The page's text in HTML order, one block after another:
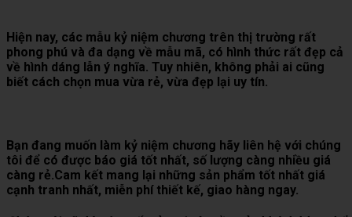
Hiện nay, các mẫu kỷ niệm chương trên thị trường rất
phong phú và đa dạng về mẫu mã, có hình thức rất đẹp cả
về hình dáng lẫn ý nghĩa. Tuy nhiên, không phải ai cũng
biết cách chọn mua vừa rẻ, vừa đẹp lại uy tín.
Bạn đang muốn làm kỷ niệm chương hãy liên hệ với chúng
tôi để có được báo giá tốt nhất, số lượng càng nhiều giá
càng rẻ.Cam kết mang lại những sản phẩm tốt nhất giá
cạnh tranh nhất, miễn phí thiết kế, giao hàng ngay.